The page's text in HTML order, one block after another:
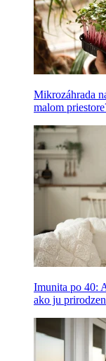
Mikrozáhrada
malom
Imunita po 40:
ako ju